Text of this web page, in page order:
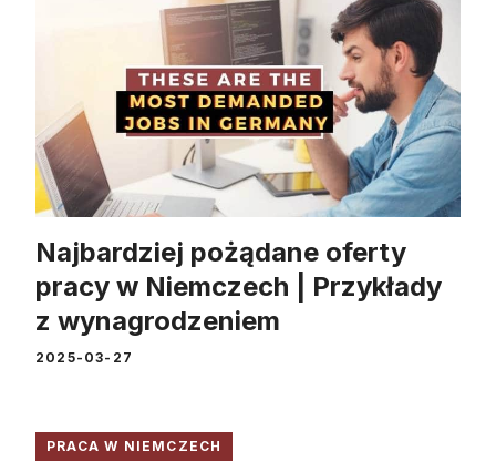
Najbardziej pożądane oferty
pracy w Niemczech | Przykłady
z wynagrodzeniem
2025-03-27
PRACA W NIEMCZECH